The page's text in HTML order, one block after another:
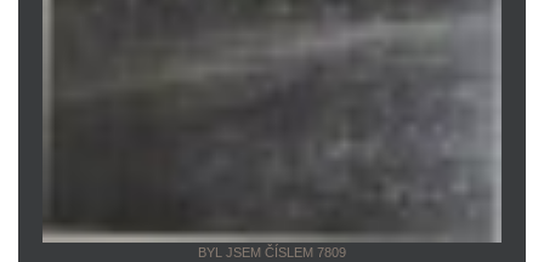
BYL JSEM ČÍSLEM 7809